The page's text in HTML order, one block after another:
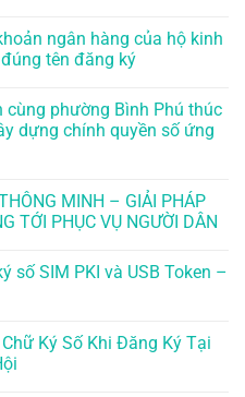
ngân hàng của hộ kinh
tên đăng ký
cùng phường Bình Phú thúc
dựng chính quyền số ứng
MINH – GIẢI PHÁP
TỚI PHỤC VỤ NGƯỜI DÂN
số SIM PKI và USB Token –
Ký Số Khi Đăng Ký Tại